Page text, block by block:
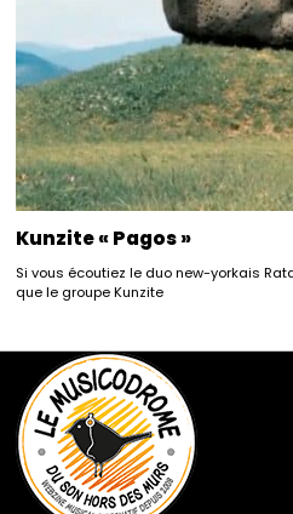
Kunzite « Pagos »
Si vous écoutiez le duo new-yorkais
que le groupe Kunzite